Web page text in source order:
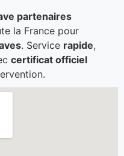
partenaires
la France pour
. Service rapide,
certificat officiel